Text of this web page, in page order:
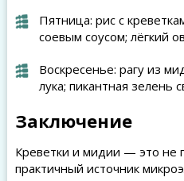
Пятница: рис с
соевым соусом; лёгкий
Воскресенье: рагу из
лука; пикантная зелень
Заключение
Креветки и мидии — это не
практичный источник